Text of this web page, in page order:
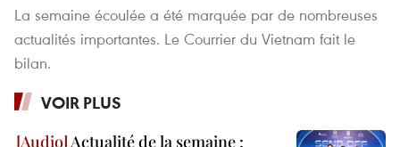
La semaine écoulée a été marquée par de nombreuses
actualités importantes. Le Courrier du Vietnam fait le
bilan.
VOIR PLUS
Actualité de la semaine :